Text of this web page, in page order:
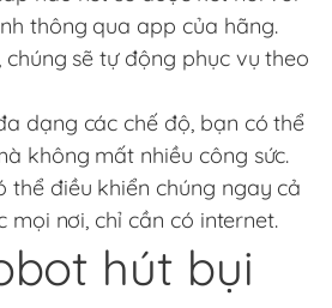
thông qua app của hãng.
chúng sẽ tự động phục vụ theo
dạng các chế độ, bạn có thể
không mất nhiều công sức.
thể điều khiển chúng ngay cả
mọi nơi, chỉ cần có internet.
hút bụi